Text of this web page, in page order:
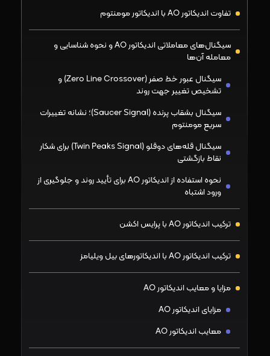
تفاوت اندیکاتور AO با اندیکاتور مومنتوم
سیگنال‌های معاملاتی اندیکاتور AO و نحوه شناسایی و
معامله آن‌ها
سیگنال عبور خط صفر (Zero Line Crossover) و
تشخیص تغییر جهت روند
سیگنال بشقاب پرنده (Saucer Signal)؛ نشانه تغییرات
سریع مومنتوم
سیگنال قله‌های دوقلو (Twin Peaks Signal) برای شکار
نقاط بازگشتی
نحوه استفاده از اندیکاتور AO برای تأیید روند و جلوگیری از
ورود اشتباه
ترکیب اندیکاتور AO با پرایس اکشن
ترکیب اندیکاتور AO با اندیکاتورهای بیل ویلیامز
مزایا و معایب اندیکاتور AO
مزایای اندیکاتور AO
معایب اندیکاتور AO